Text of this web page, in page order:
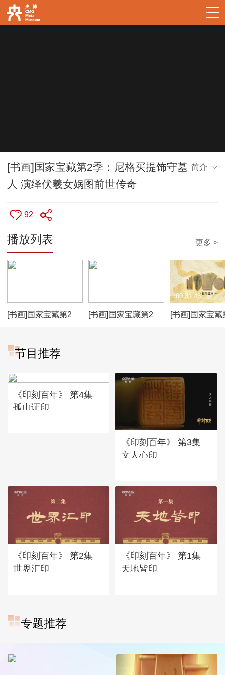
[书画]国家宝藏第2季：尼格买提饰守墓
人 演绎伏羲女娲图前世传奇
简介
92
播放列表 更多 >
[书画]国家宝藏第2
[书画]国家宝藏第2
[书画]国家宝藏
00:31:43
节目推荐
《印刻百年》 第4集
孤山证印
《印刻百年》 第3集
文人心印
《印刻百年》 第2集
世界汇印
《印刻百年》 第1集
天地皆印
专题推荐